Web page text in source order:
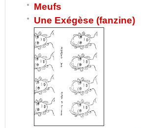
Meufs
Une Exégèse (fanzine)